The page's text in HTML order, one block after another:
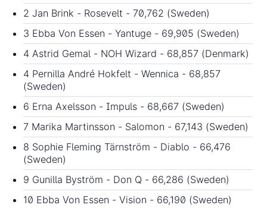
2 Jan Brink - Rosevelt - 70,762 (Sweden)
3 Ebba Von Essen - Yantuge - 69,905 (Sweden)
4 Astrid Gemal - NOH Wizard - 68,857 (Denmark)
4 Pernilla André Hokfelt - Wennica - 68,857
(Sweden)
6 Erna Axelsson - Impuls - 68,667 (Sweden)
7 Marika Martinsson - Salomon - 67,143 (Sweden)
8 Sophie Fleming Tärnström - Diablo - 66,476
(Sweden)
9 Gunilla Byström - Don Q - 66,286 (Sweden)
10 Ebba Von Essen - Vision - 66,190 (Sweden)